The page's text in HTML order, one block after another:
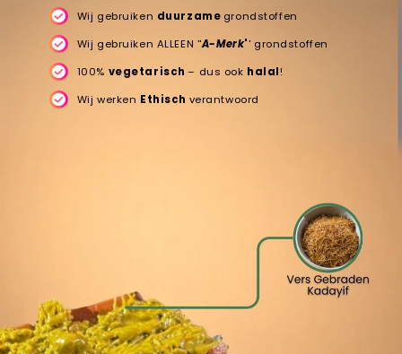
Wij gebruiken duurzame grondstoffen
Wij gebruiken ALLEEN ''A-Merk'' grondstoffen
100% vegetarisch– dus ook halal!
Wij werken Ethisch verantwoord